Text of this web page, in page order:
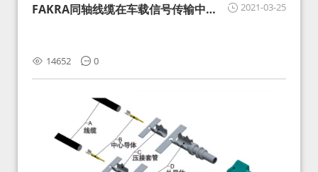
2021-03-25
FAKRA同轴线缆在车载信号传输中的
14652 0